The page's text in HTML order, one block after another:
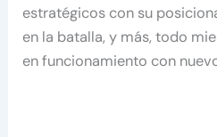
estratégicos con su
en la batalla, y más, todo
en funcionamiento con